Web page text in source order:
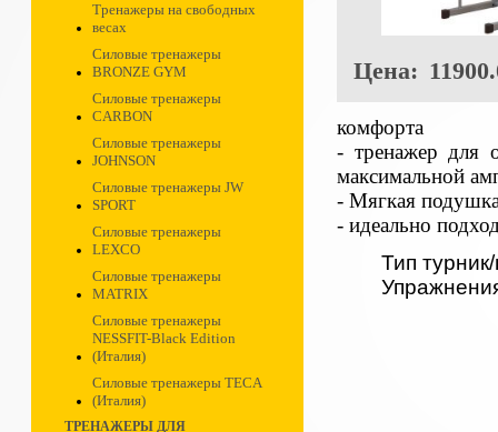
Тренажеры на свободных
весах
Силовые тренажеры
BRONZE GYM
Силовые тренажеры
CARBON
Силовые тренажеры
JOHNSON
Силовые тренажеры JW
SPORT
Силовые тренажеры
LEXCO
Силовые тренажеры
MATRIX
Силовые тренажеры
NESSFIT-Black Edition
(Италия)
Силовые тренажеры TECA
(Италия)
ТРЕНАЖЕРЫ ДЛЯ
Цена:
комфорта
- тренажер для
максимальной
- Мягкая
- идеально
Тип